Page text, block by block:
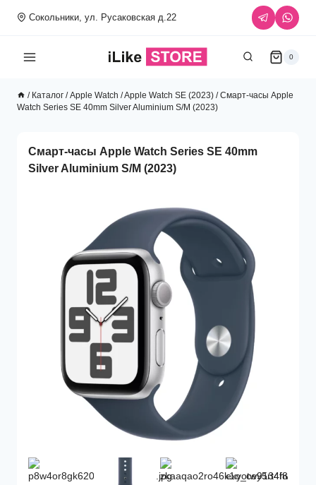
Сокольники, ул. Русаковская д.22
0
/ Каталог / Apple Watch /Apple Watch SE (2023) / Смарт-часы Apple
Watch Series SE 40mm Silver Aluminium S/M (2023)
Смарт-часы Apple Watch Series SE 40mm
Silver Aluminium S/M (2023)